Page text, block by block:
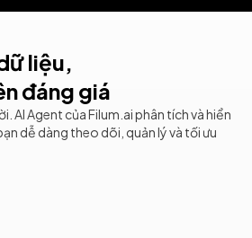
liệu,
đáng giá
AI Agent của Filum.ai phân tích và hiển
dễ dàng theo dõi, quản lý và tối ưu